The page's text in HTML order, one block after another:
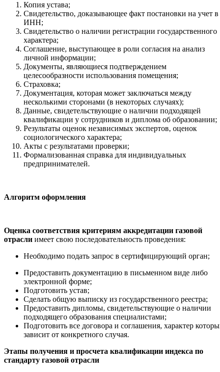
Копия устава;
Свидетельство, доказывающее факт постановки на учет в
ИНН;
Свидетельство о наличии регистрации государственного
характера;
Соглашение, выступающее в роли согласия на анализ
личной информации;
Документы, являющиеся подтверждением
целесообразности использования помещения;
Страховка;
Документация, которая может заключаться между
несколькими сторонами (в некоторых случаях);
Данные, свидетельствующие о наличии подходящей
квалификации у сотрудников и диплома об образовании;
Результаты оценок независимых экспертов, оценок
социологического характера;
Акты с результатами проверки;
Формализованная справка для индивидуальных
предпринимателей.
Алгоритм оформления
Оценка соответствия критериям аккредитации газовой
отрасли имеет свою последовательность проведения:
Необходимо подать запрос в сертифицирующий орган;
Предоставить документацию в письменном виде либо
электронной форме;
Подготовить устав;
Сделать общую выписку из государственного реестра;
Предоставить дипломы, свидетельствующие о наличии
подходящего образования специалистами;
Подготовить все договора и соглашения, характер
зависит от конкретного случая.
Этапы получения и просчета квалификации индекса по
стандарту газовой отрасли